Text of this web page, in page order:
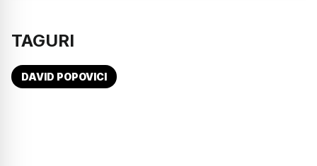
TAGURI
DAVID POPOVICI